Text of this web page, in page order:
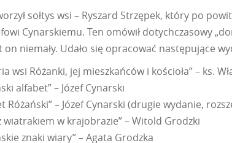
sołtys wsi – Ryszard Strzępek, który po
Cynarskiemu. Ten omówił dotychczasowy
on niemały. Udało się opracować następujące
wsi Różanki, jej mieszkańców i kościoła” – ks.
alfabet” – Józef Cynarski
Różański” – Józef Cynarski (drugie wydanie,
wiatrakiem w krajobrazie” – Witold Grodzki
znaki wiary” – Agata Grodzka